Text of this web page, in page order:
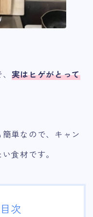
実はヒゲがとって
単なので、キャン
食材です。
次